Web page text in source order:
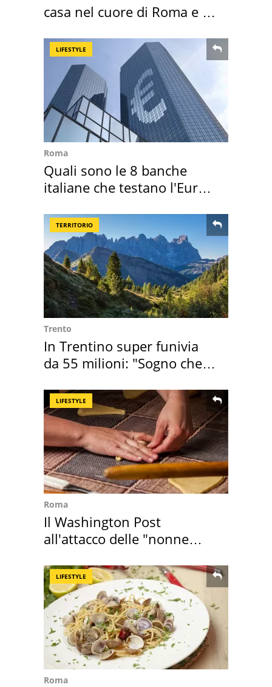
casa nel cuore di Roma e i
LIFESTYLE
Roma
Quali sono le 8 banche
italiane che testano l'Euro
TERRITORIO
Trento
In Trentino super funivia
da 55 milioni: "Sogno che si
LIFESTYLE
Roma
Il Washington Post
all'attacco delle "nonne
LIFESTYLE
Roma